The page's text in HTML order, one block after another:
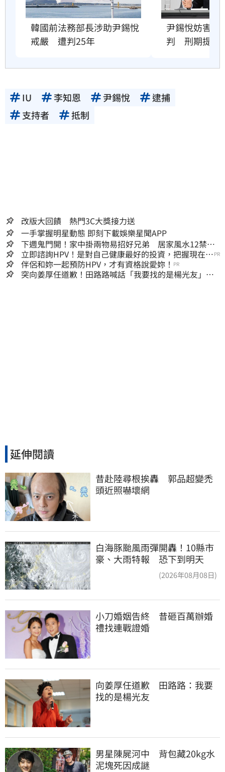
韓國前法務部長涉助尹錫悅
戒嚴　遭判25年
尹錫悅妨害拘
判　刑期提高
IU 李知恩 尹錫悅
逮捕
支持者
抵制
改版大回饋 熱門3C大獎接力送
一手掌握明星動態 即刻下載娛樂星聞APP
下週鬼門開！家中掛兩物易招好兄弟 居家風水12禁忌
快檢查
立即諮詢HPV！是對自己健康最好的投資，把握現在不
嫌晚！
PR
伴侶和妳一起預防HPV，才有資格說愛妳！ PR
突向姜厚任道歉！田路路喊話「我要找的是楊光友」：
延伸閱讀
昔赴陸尋根挨轟　郭品超變禿
頭近照嚇壞網
白海豚颱風雨彈開轟！10縣市
豪、大雨特報 恐下到明天
(2026年08月08日)
小刀婚姻告終　昔砸百萬辦婚
禮找連戰證婚
向姜厚任道歉　田路路：我要
找的是楊光友
男星陳屍河中　背包藏20kg水
泥塊死因成謎